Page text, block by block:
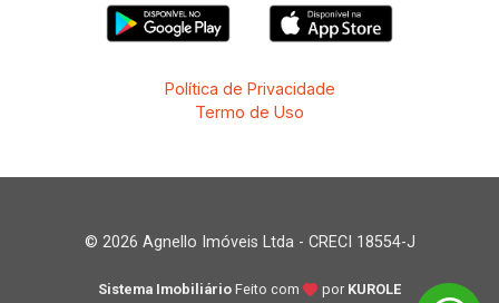
Política de Privacidade
Termo de Uso
© 2026 Agnello Imóveis Ltda - CRECI 18554-J
Sistema Imobiliário Feito com por KUROLE